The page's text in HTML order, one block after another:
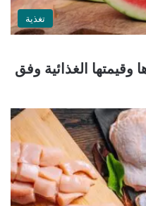
تغذية
وقيمتها الغذائية وفق